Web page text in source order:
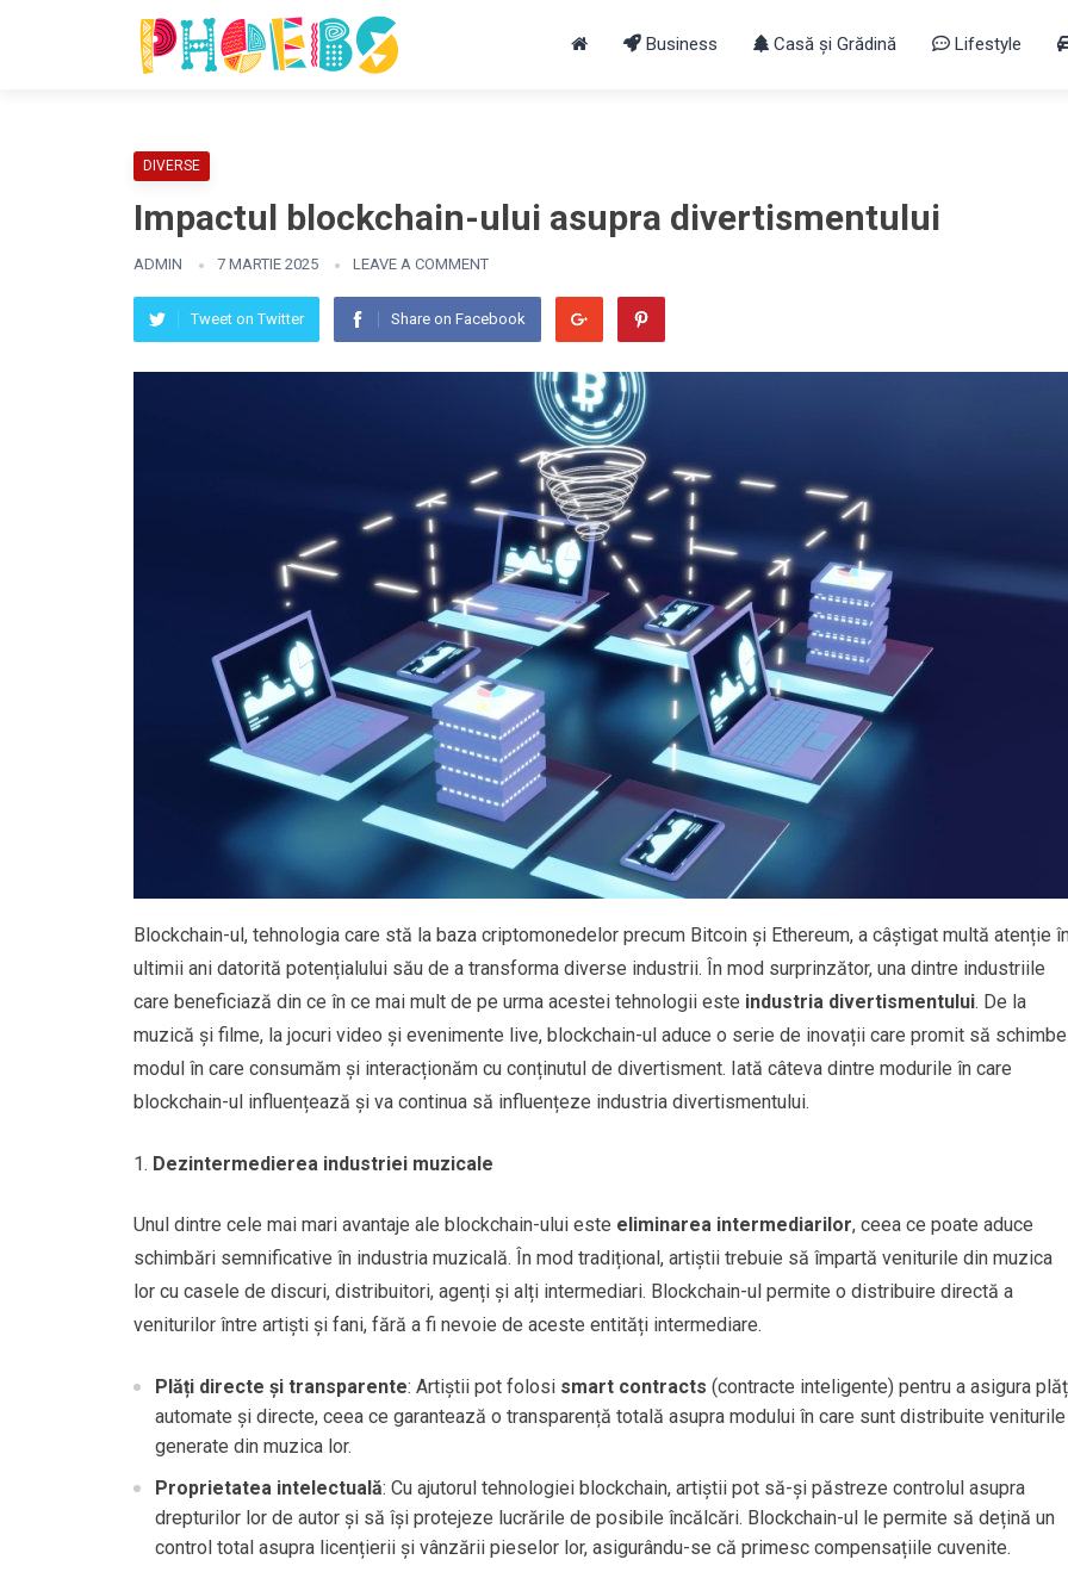
Business Casă și Grădină Lifestyle
DIVERSE
Impactul blockchain-ului asupra divertismentului
ADMIN 7 MARTIE 2025 LEAVE A COMMENT
Tweet on Twitter Share on Facebook
Blockchain-ul, tehnologia care stă la baza criptomonedelor precum Bitcoin și Ethereum, a câștigat multă atenție
ultimii ani datorită potențialului său de a transforma diverse industrii. În mod surprinzător, una dintre industriile
care beneficiază din ce în ce mai mult de pe urma acestei tehnologii este industria divertismentului. De la
muzică și filme, la jocuri video și evenimente live, blockchain-ul aduce o serie de inovații care promit să schimbe
modul în care consumăm și interacționăm cu conținutul de divertisment. Iată câteva dintre modurile în care
blockchain-ul influențează și va continua să influențeze industria divertismentului.
Dezintermedierea industriei muzicale
Unul dintre cele mai mari avantaje ale blockchain-ului este eliminarea intermediarilor, ceea ce poate aduce
schimbări semnificative în industria muzicală. În mod tradițional, artiștii trebuie să împartă veniturile din muzica
lor cu casele de discuri, distribuitori, agenți și alți intermediari. Blockchain-ul permite o distribuire directă a
veniturilor între artiști și fani, fără a fi nevoie de aceste entități intermediare.
Plăți directe și transparente: Artiștii pot folosi smart contracts (contracte inteligente) pentru a asigura
automate și directe, ceea ce garantează o transparență totală asupra modului în care sunt distribuite veniturile
generate din muzica lor.
Proprietatea intelectuală: Cu ajutorul tehnologiei blockchain, artiștii pot să-și păstreze controlul asupra
drepturilor lor de autor și să își protejeze lucrările de posibile încălcări. Blockchain-ul le permite să dețină un
control total asupra licențierii și vânzării pieselor lor, asigurându-se că primesc compensațiile cuvenite.